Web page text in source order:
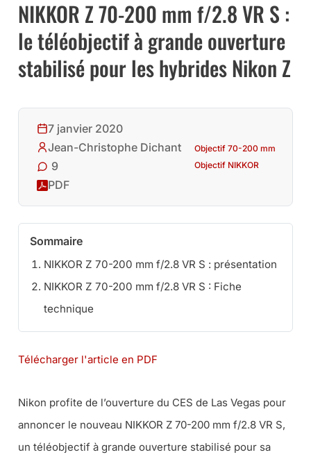
NIKKOR Z 70-200 mm f/2.8 VR S :
le téléobjectif à grande ouverture
stabilisé pour les hybrides Nikon Z
7 janvier 2020
Jean-Christophe Dichant
9
PDF
Objectif 70-200 mm
Objectif NIKKOR
Sommaire
NIKKOR Z 70-200 mm f/2.8 VR S : présentation
NIKKOR Z 70-200 mm f/2.8 VR S : Fiche
technique
Télécharger l'article en PDF
Nikon profite de l’ouverture du CES de Las Vegas pour
annoncer le nouveau NIKKOR Z 70-200 mm f/2.8 VR S,
un téléobjectif à grande ouverture stabilisé pour sa